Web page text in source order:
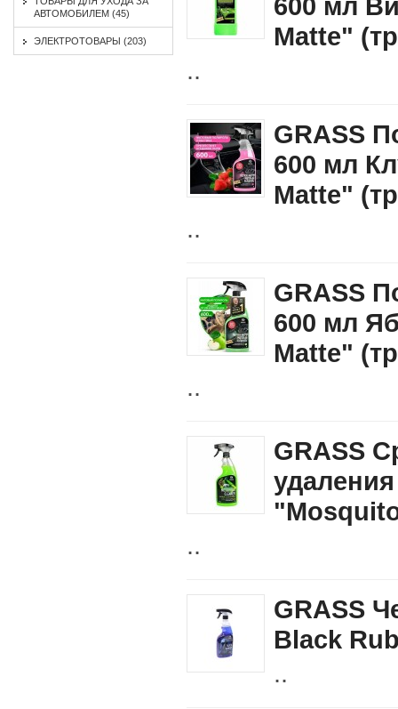
АВТОМОБИЛЕМ (45)
ЭЛЕКТРОТОВАРЫ (203)
Matte"
..
GRASS
600 мл
Matte"
..
GRASS
600 мл
Matte"
..
GRASS
..
GRASS
Black
..